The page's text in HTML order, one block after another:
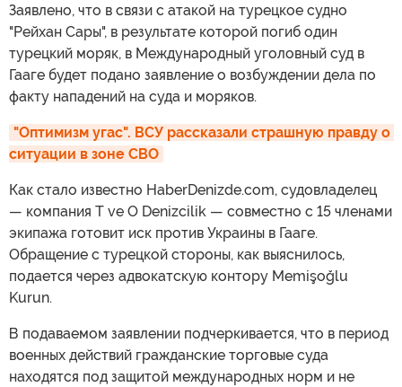
Заявлено, что в связи с атакой на турецкое судно
"Рейхан Сары", в результате которой погиб один
турецкий моряк, в Международный уголовный суд в
Гааге будет подано заявление о возбуждении дела по
факту нападений на суда и моряков.
"Оптимизм угас". ВСУ рассказали страшную правду о
ситуации в зоне СВО
Как стало известно HaberDenizde.com, судовладелец
— компания T ve O Denizcilik — совместно с 15 членами
экипажа готовит иск против Украины в Гааге.
Обращение с турецкой стороны, как выяснилось,
подается через адвокатскую контору Memişoğlu
Kurun.
В подаваемом заявлении подчеркивается, что в период
военных действий гражданские торговые суда
находятся под защитой международных норм и не